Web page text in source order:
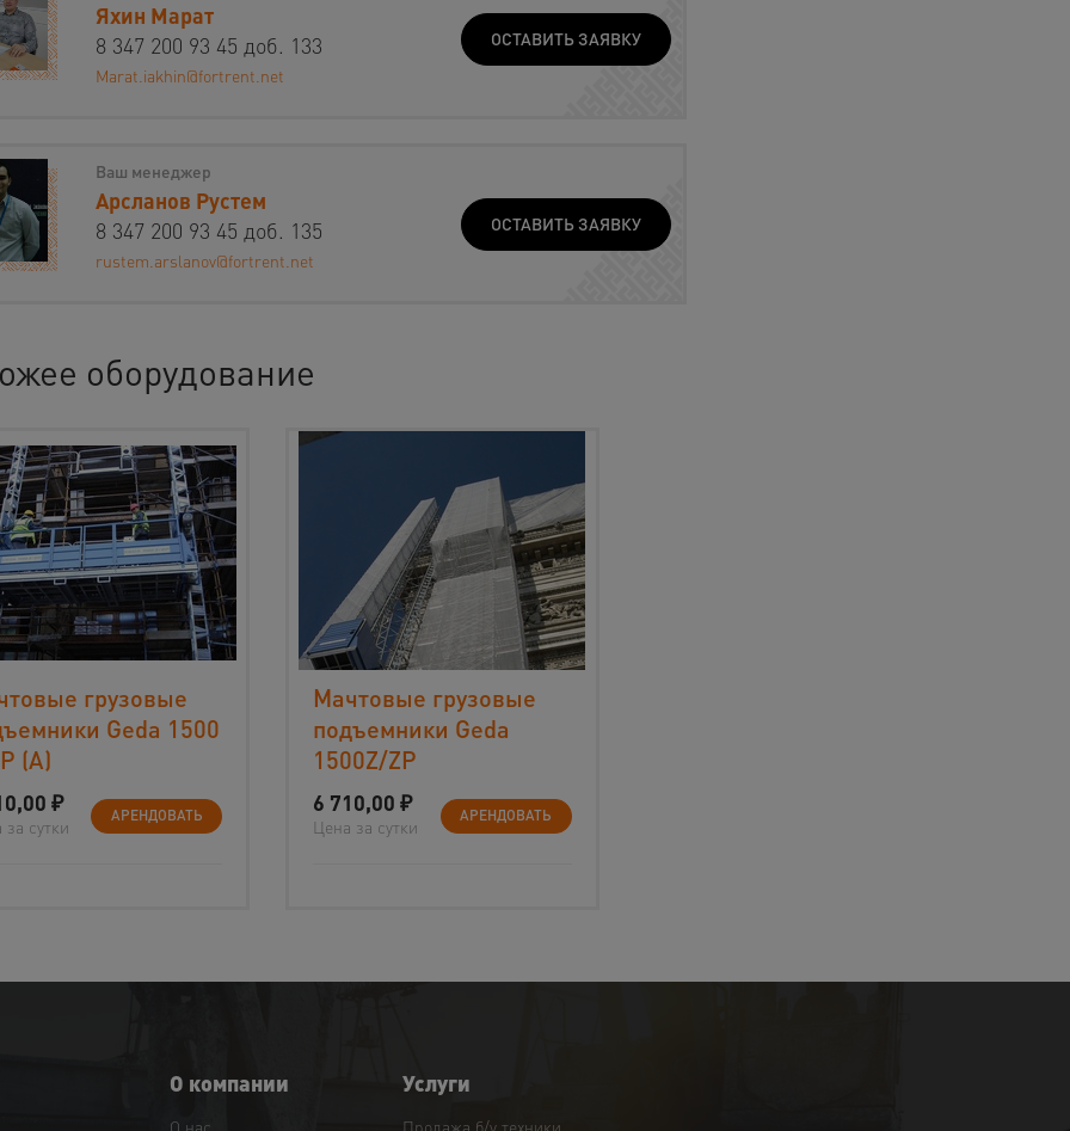
Яхин Марат
8 347 200 93 45 доб. 133
Marat.iakhin@fortrent.net
ОСТАВИТЬ ЗАЯВКУ
Ваш менеджер
Арсланов Рустем
8 347 200 93 45 доб. 135
rustem.arslanov@fortrent.net
ОСТАВИТЬ ЗАЯВКУ
оборудование
грузовые
Geda 1500
(А)
₽
сутки
АРЕНДОВАТЬ
Мачтовые грузовые
подъемники Geda
1500Z/ZP
6 710,00 ₽
Цена за сутки
АРЕНДОВАТЬ
О компании
О нас
Услуги
Продажа б/у техники